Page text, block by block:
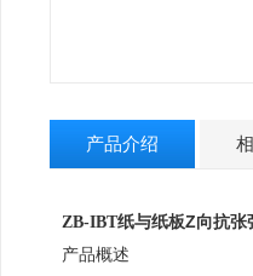
产品介绍
ZB-IBT纸与纸板Z向抗张
产品概述